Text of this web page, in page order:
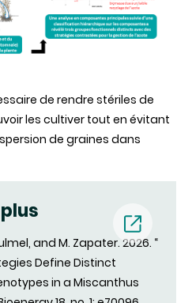
de rendre stériles de
les cultiver tout en évitant
de graines dans
(new
and M. Zapater. 2026. “
Define Distinct
in a Miscanthus